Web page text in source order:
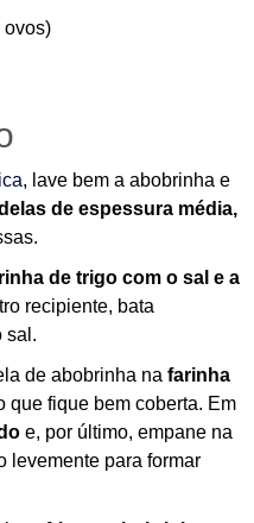
ovos)
, lave bem a abobrinha e
de espessura média,
de trigo com o sal e a
recipiente, bata
sal.
de abobrinha na farinha
que fique bem coberta. Em
e, por último, empane na
levemente para formar